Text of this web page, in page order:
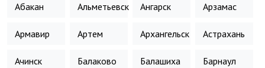
Абакан Альметьевск Ангарск Арзамас
Армавир Артем Архангельск Астрахань
Ачинск Балаково Балашиха Барнаул